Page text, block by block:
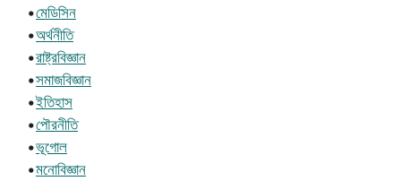
•মেডিসিন
•অর্থনীতি
•রাষ্ট্রবিজ্ঞান
•সমাজবিজ্ঞান
•ইতিহাস
•পৌরনীতি
•ভূগোল
•মনোবিজ্ঞান